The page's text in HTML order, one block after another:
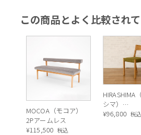
この商品とよく比較され
MOCOA（モコア）
2Pアームレス
¥115,500 税込
HIRASHIMA
シマ）
CARAMELLA
¥96,800 税込